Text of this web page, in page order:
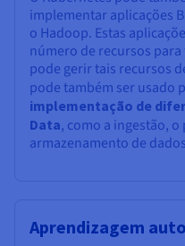
implementar aplicações
o Hadoop. Estas
número de recursos
pode gerir tais recursos
pode também ser usado
implementação de
Data, como a ingestão,
armazenamento de
Aprendizagem